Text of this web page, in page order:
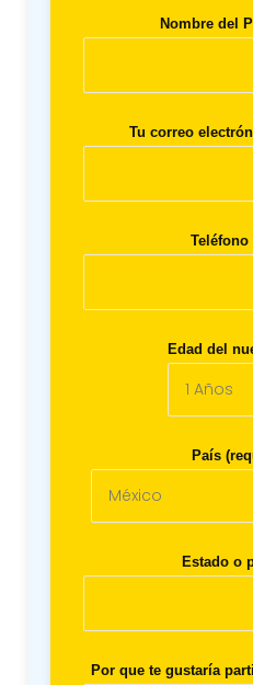
Nombre del
Tu correo
Teléfono
Edad del
País
Estado o
Por que te gustaría